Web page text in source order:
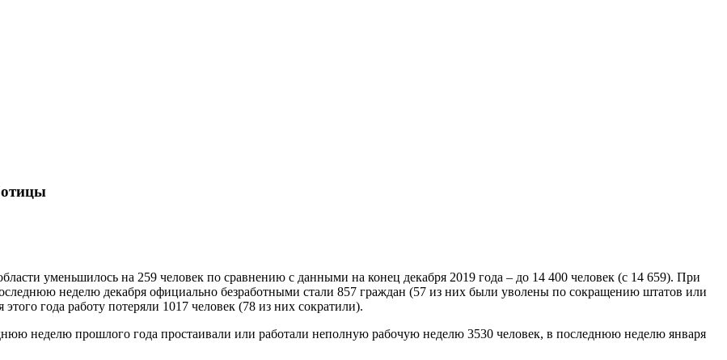
уменьшилось на 259 человек по сравнению с данными на конец декабря 2019 года – до 14 400 человек (с 14 659). При
неделю декабря официально безработными стали 857 граждан (57 из них были уволены по сокращению штатов или
года работу потеряли 1017 человек (78 из них сократили).
неделю прошлого года простаивали или работали неполную рабочую неделю 3530 человек, в последнюю неделю января